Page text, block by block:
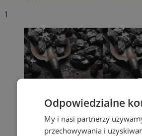
1
Odpowiedzialne
My i nasi partnerzy
przechowywania i